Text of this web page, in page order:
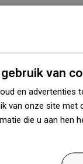
van
en advertenties
van onze site met
die u aan hen